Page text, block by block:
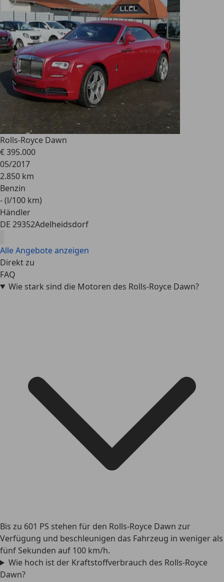
Rolls-Royce Dawn
€ 395.000
05/2017
2.850 km
Benzin
- (l/100 km)
Händler
DE 29352Adelheidsdorf
Alle Angebote anzeigen
Direkt zu
FAQ
Wie stark sind die Motoren des Rolls-Royce Dawn?
Bis zu 601 PS stehen für den Rolls-Royce Dawn zur
Verfügung und beschleunigen das Fahrzeug in weniger als
fünf Sekunden auf 100 km/h.
Wie hoch ist der Kraftstoffverbrauch des Rolls-Royce
Dawn?